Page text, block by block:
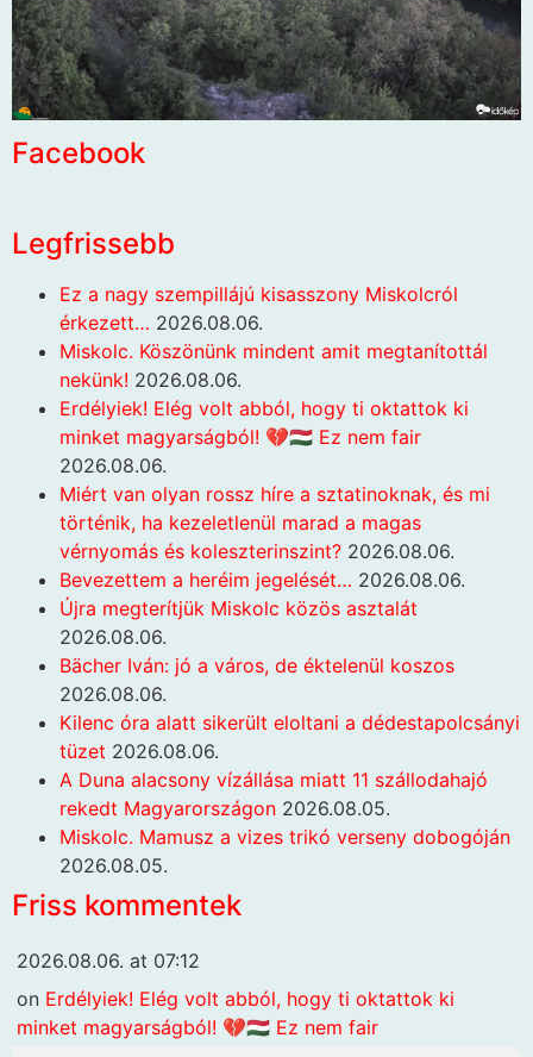
Facebook
Legfrissebb
Ez a nagy szempillájú kisasszony Miskolcról
érkezett… 2026.08.06.
Miskolc. Köszönünk mindent amit megtanítottál
nekünk! 2026.08.06.
Erdélyiek! Elég volt abból, hogy ti oktattok ki
minket magyarságból! 💔🇭🇺 Ez nem fair
2026.08.06.
Miért van olyan rossz híre a sztatinoknak, és mi
történik, ha kezeletlenül marad a magas
vérnyomás és koleszterinszint? 2026.08.06.
Bevezettem a heréim jegelését… 2026.08.06.
Újra megterítjük Miskolc közös asztalát
2026.08.06.
Bächer Iván: jó a város, de éktelenül koszos
2026.08.06.
Kilenc óra alatt sikerült eloltani a dédestapolcsányi
tüzet 2026.08.06.
A Duna alacsony vízállása miatt 11 szállodahajó
rekedt Magyarországon 2026.08.05.
Miskolc. Mamusz a vizes trikó verseny dobogóján
2026.08.05.
Friss kommentek
2026.08.06. at 07:12
on Erdélyiek! Elég volt abból, hogy ti oktattok ki
minket magyarságból! 💔🇭🇺 Ez nem fair